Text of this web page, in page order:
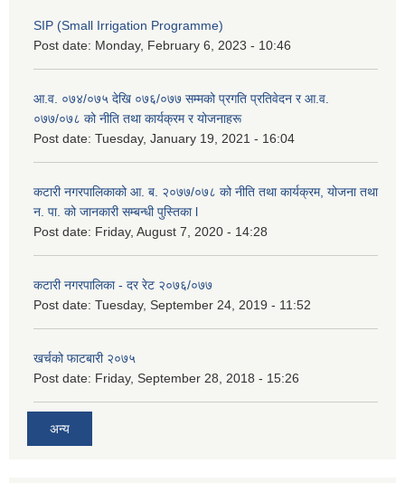
SIP (Small Irrigation Programme)
Post date: Monday, February 6, 2023 - 10:46
आ.व. ०७४/०७५ देखि ०७६/०७७ सम्मको प्रगति प्रतिवेदन र आ.व.
०७७/०७८ को नीति तथा कार्यक्रम र योजनाहरू
Post date: Tuesday, January 19, 2021 - 16:04
कटारी नगरपालिकाको आ. ब. २०७७/०७८ को नीति तथा कार्यक्रम, योजना तथा
न. पा. को जानकारी सम्बन्धी पुस्तिका l
Post date: Friday, August 7, 2020 - 14:28
कटारी नगरपालिका - दर रेट २०७६/०७७
Post date: Tuesday, September 24, 2019 - 11:52
खर्चको फाटबारी २०७५
Post date: Friday, September 28, 2018 - 15:26
अन्य